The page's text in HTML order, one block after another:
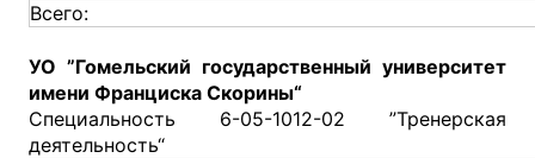
Всего:
УО ”Гомельский государственный университет
имени Франциска Скорины“
Специальность 6-05-1012-02 ”Тренерская
деятельность“